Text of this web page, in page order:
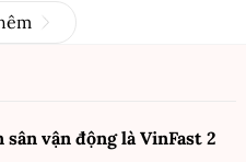
vận động là VinFast2